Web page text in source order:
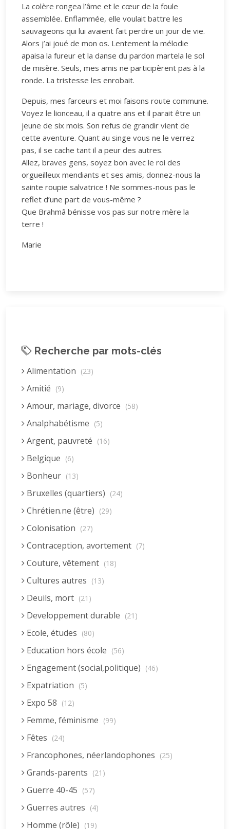
La colère rongea l’âme et le cœur de la foule
assemblée. Enflammée, elle voulait battre les
sauvageons qui lui avaient fait perdre un jour de vie.
Alors j’ai joué de mon os. Lentement la mélodie
apaisa la fureur et la danse du pardon martela le sol
de misère. Seuls, mes amis ne participèrent pas à la
ronde. La tristesse les enrobait.
Depuis, mes farceurs et moi faisons route commune.
Voyez le lionceau, il a quatre ans et il parait être un
jeune de six mois. Son refus de grandir vient de
cette aventure. Quant au singe vous ne le verrez
pas, il se cache tant il a peur des autres.
Allez, braves gens, soyez bon avec le roi des
orgueilleux mendiants et ses amis, donnez-nous la
sainte roupie salvatrice ! Ne sommes-nous pas le
reflet d’une part de vous-même ?
Que Brahmâ bénisse vos pas sur notre mère la
terre !
Marie
Recherche par mots-clés
Alimentation (23)
Amitié (9)
Amour, mariage, divorce (58)
Analphabétisme (5)
Argent, pauvreté (16)
Belgique (6)
Bonheur (13)
Bruxelles (quartiers) (24)
Chrétien.ne (être) (29)
Colonisation (27)
Contraception, avortement (7)
Couture, vêtement (18)
Cultures autres (13)
Deuils, mort (21)
Developpement durable (21)
Ecole, études (80)
Education hors école (56)
Engagement (social,politique) (46)
Expatriation (5)
Expo 58 (12)
Femme, féminisme (99)
Fêtes (24)
Francophones, néerlandophones (25)
Grands-parents (21)
Guerre 40-45 (57)
Guerres autres (4)
Homme (rôle) (19)